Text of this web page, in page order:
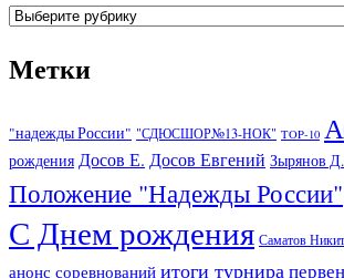
Рубрики
Метки
"надежды России" "СДЮСШОР№13-НОК" TOP-10
рождения Досов Е. Досов Евгений Зырянов Д.
Положение "Надежды России"
С Днем рождения Саматов
анонс соревнований итоги турнира